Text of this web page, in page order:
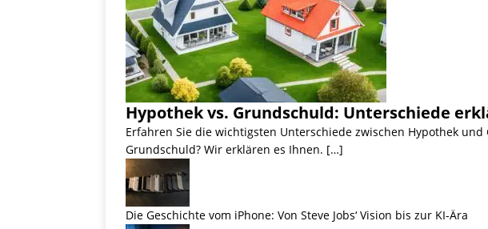
Hypothek vs. Grundschuld: Unterschiede
Erfahren Sie die wichtigsten Unterschiede zwischen Hypothek
Grundschuld? Wir erklären es Ihnen. […]
Die Geschichte vom iPhone: Von Steve Jobs‘ Vision bis zur KI-Ära